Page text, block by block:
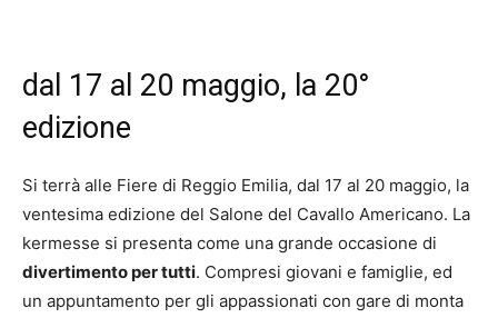
dal 17 al 20 maggio, la 20°
edizione
Si terrà alle Fiere di Reggio Emilia, dal 17 al 20 maggio, la
ventesima edizione del Salone del Cavallo Americano. La
kermesse si presenta come una grande occasione di
divertimento per tutti. Compresi giovani e famiglie, ed
un appuntamento per gli appassionati con gare di monta